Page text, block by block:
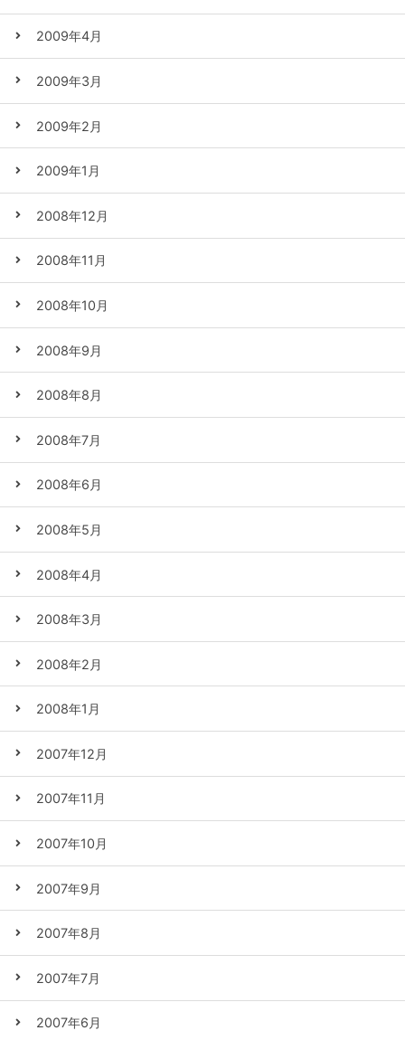
2009年4月
2009年3月
2009年2月
2009年1月
2008年12月
2008年11月
2008年10月
2008年9月
2008年8月
2008年7月
2008年6月
2008年5月
2008年4月
2008年3月
2008年2月
2008年1月
2007年12月
2007年11月
2007年10月
2007年9月
2007年8月
2007年7月
2007年6月